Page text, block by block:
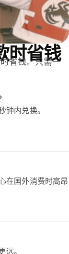
时省钱
省钱。只需一
钟内兑换。
在国外消费时高昂
远。